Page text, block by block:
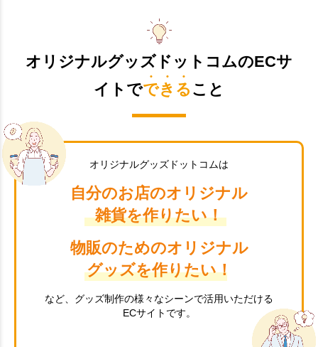
オリジナルグッズドットコムのECサ
イトでできる こと
オリジナルグッズドットコムは
自分のお店のオリジナル
雑貨を作りたい！
物販のためのオリジナル
グッズを作りたい！
など、グッズ制作の様々なシーンで活用いただける
ECサイトです。